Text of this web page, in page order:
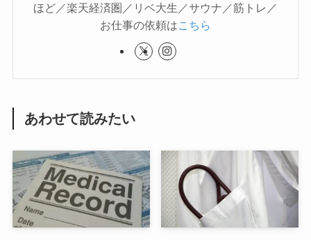
ほど／楽天経済圏／リベ大生／サウナ／筋トレ／
お仕事の依頼はこちら
あわせて読みたい